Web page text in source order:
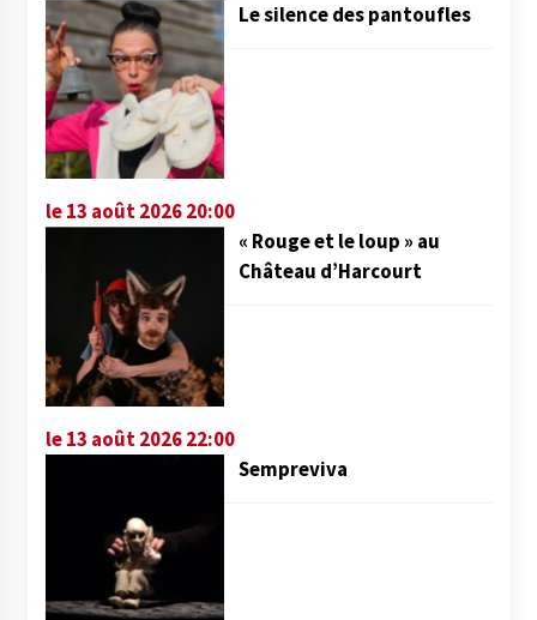
Le silence des pantoufles
le 13 août 2026 20:00
« Rouge et le loup » au
Château d’Harcourt
le 13 août 2026 22:00
Sempreviva